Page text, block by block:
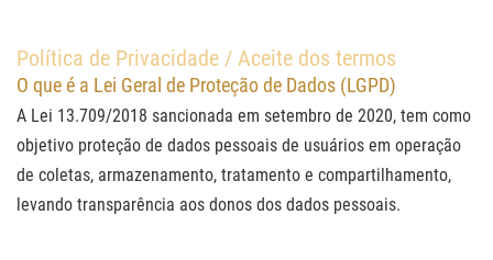
Polí­tica de Privacidade / Aceite dos termos
O que é a Lei Geral de Proteção de Dados (LGPD)
A Lei 13.709/2018 sancionada em setembro de 2020, tem como
objetivo proteção de dados pessoais de usuários em operação
de coletas, armazenamento, tratamento e compartilhamento,
levando transparência aos donos dos dados pessoais.